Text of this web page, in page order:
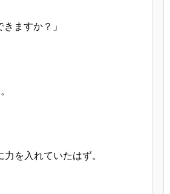
ますか？」
を入れていたはず。